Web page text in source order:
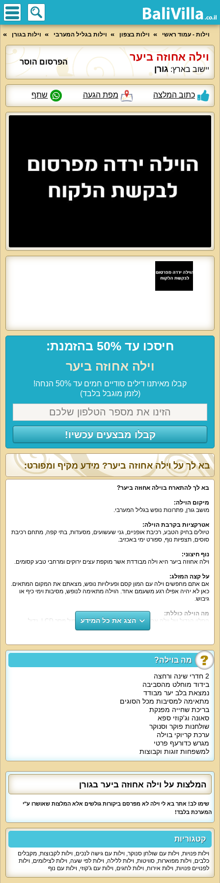
וילות - עמוד ראשי וילות בצפון וילות בגליל המערבי וילות בגורן
וילה אחוזה ביער
יישוב בארץ: גורן
הפרסום הוסר
כתוב המלצה מפת הגעה שתף
חיסכו עד 50% בהזמנת:
וילה אחוזה ביער
קבלו מאיתנו דילים סודיים חמים עד 50% הנחה!
(לזמן מוגבל בלבד)
קבלו מבצעים עכשיו!
מה בוילה?
2 חדרי שינה ורחצה
בידוד מוחלט מהסביבה
נמצאת בלב יער מבודד
מתאימה למסיבות מכל הסוגים
בריכת שחייה מפנקת
סאונה וג'קוזי ספא
שולחנות פוקר וסנוקר
ערכת קריוקי בוילה
מגרש כדורעף פרטי
למשפחות זוגות וקבוצות
בא לך על וילה אחוזה ביער? מידע מקיף ומפורט:
בא לך להתארח בוילה אחוזה ביער?
מיקום הוילה:
מושב גורן, פתרונות נופש בגליל המערבי.
אטרקציות בקרבת הוילה:
טיולים בחיק הטבע, רכיבת אופניים, גני שעשועים, מסעדות, בתי קפה, מתחם רכיבת
סוסים, תצפיות נוף, ספורט ימי באכזיב.
נוף חיצוני:
וילה אחוזה ביער היא וילה מבודדת אשר מוקפת עצים ירוקים ומרחבי טבע קסומים.
על קצה המזלג:
אם אתם מחפשים וילה עם המון קסם ופעילויות נופש, מצאתם את המקום המתאים.
כאן לא יהיה אפילו רגע משעמם אחד. הוילה מתאימה לנופש, מסיבות וימי כיף או
גיבוש.
מה הוילה כוללת:
הסלון הגדול של וילה אחוזה יער כולל פינת ישיבה גדולה מול מסך LCD גדול,
מכשיר DVD משוכלל וחיבור YES. כיסאות בר עם מטבחון הכולל מקרר גדול, פינת
השינה של הוילה (2 חדרים) כוללים מיטה זוגית, חדר רחצה, מסך טלוויזיה, חיבור
YES.
אטרקציות מיוחדות בוילה:
החצר של הוילה היא פינה שקטה של נופש. היא משלבת בריכה פרטית גדולה
מוקפת ריצוף של דקים מעץ, ערסלים ופינות ישיבה. תאורת הגן מאפשרת שחייה
לילית ואמבט ג'קוזי קבוצתי וחדר סאונה. החצר מתאימה למסיבות, בילוי משפחתי
ובילוי זוגי. היא מבודדת ופרטית.
מיוחד לילדים:
וילה אחוזה ביער מציעה לילדים שולחנות משחק, פינת פלייסטיישן, מגרש כדורעף
פרטי, סנוקר ובריכה נעימה.
למי זה מתאים?
א. אירוח זוגות. הוילה מתאימה לחופשות ירח דבש שקטות, הצעות נישואים וסופי
שבוע שקטים.
ג. אירוח קבוצות חברים.
ימי הולדת, ימי גיבוש, מסיבות לקראת השנה החדשה, אירועים לעובדים, ימי גיבוש,
שבת חתן, מסיבות סטודנטים ועוד.
הצג את כל המידע
המלצות על וילה אחוזה ביער בגורן
שימו לב! אתר בא לי וילה לא מפרסם ביקורות גולשים אלא המלצות שאושרו ע"י
המערכת בלבד!
קטגוריות
וילות פנויות, וילות עם שולחן סנוקר, וילות עם גישה לנכים, וילות לקבוצות, מקבלים
כלבים, וילות מפוארות, סוויטות, וילות ללילה, וילות לפי שעה, וילות לצילומים, וילות
לפנויים פנויות, וילות אירוח, וילות לחגים, וילות עם ג'קוזי, וילות עם נוף